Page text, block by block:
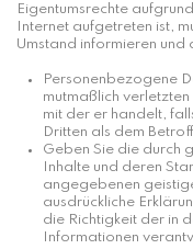
Eigentumsrechte
Internet aufgetreten ist,
Umstand informieren
Personenbezogene
mutmaßlich
mit der er handelt,
Dritten als dem
Geben Sie die durch
Inhalte und deren
angegebenen
ausdrückliche
die Richtigkeit der in
Informationen